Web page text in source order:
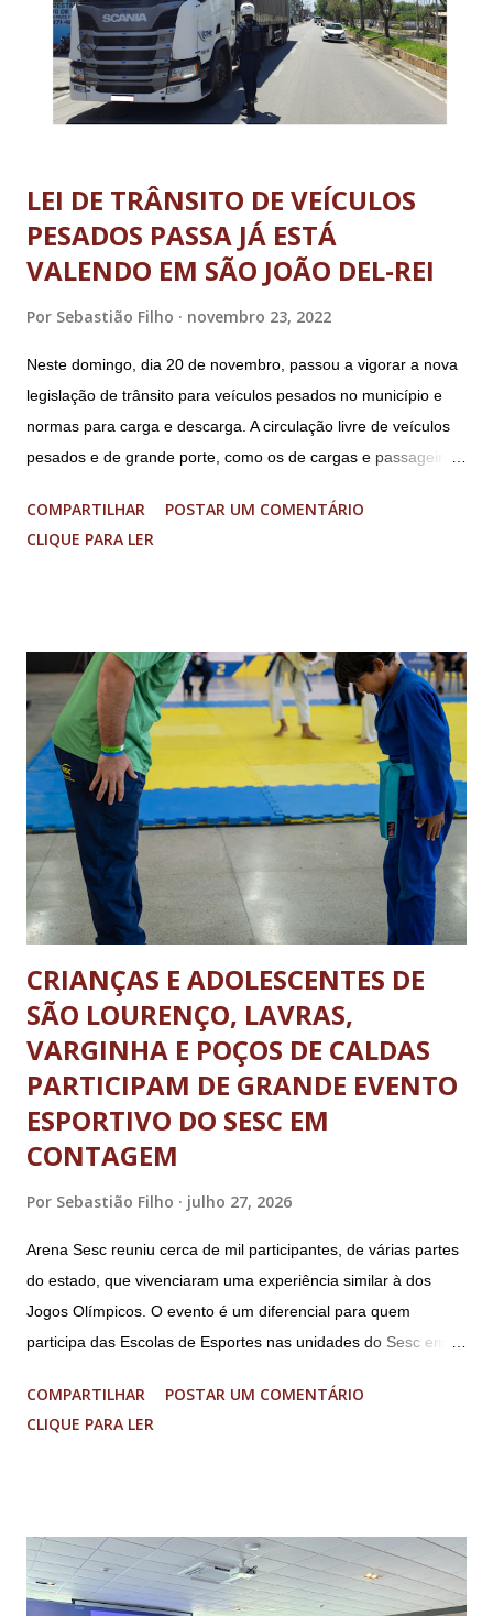
LEI DE TRÂNSITO DE VEÍCULOS
PESADOS PASSA JÁ ESTÁ
VALENDO EM SÃO JOÃO DEL-REI
Por Sebastião Filho novembro 23, 2022
Neste domingo, dia 20 de novembro, passou a vigorar a nova
legislação de trânsito para veículos pesados no município e
normas para carga e descarga. A circulação livre de veículos
pesados e de grande porte, como os de cargas e passageiros
Tijuco (com total liberdade apenas no Colônia). No centro
histórico e área restrita à circulação de veículos cujo peso
das 08h às 18h; aos sábados das 08h às 13h; Nos domingos e
feriados livres. Haverá tolerância de 30 minutos, após o
término dos horários estabelecidos aos veículos que já se
encontrarem em operação de descarga. A nova legislação vale
para os ônibus que viajam entre estados e municípios quanto
carretas e caminhões pesados. A determinação não se aplica
aos ônibus que realizam o transporte dentro da...
COMPARTILHAR
POSTAR UM COMENTÁRIO
CLIQUE PARA LER
CRIANÇAS E ADOLESCENTES DE
SÃO LOURENÇO, LAVRAS,
VARGINHA E POÇOS DE CALDAS
PARTICIPAM DE GRANDE EVENTO
ESPORTIVO DO SESC EM
CONTAGEM
Por Sebastião Filho julho 27, 2026
Arena Sesc reuniu cerca de mil participantes, de várias partes
do estado, que vivenciaram uma experiência similar à dos
Jogos Olímpicos. O evento é um diferencial para quem
participa das Escolas de Esportes nas unidades do Sesc em
adolescentes. É isso que o Arena Sesc proporcionou para 165
integrantes das Escolas de Esportes do Sesc São Lourenço,
participantes, entre 9 e 17 anos de idade, de várias partes do
estado, no Sesc Contagem, localizado na Região
COMPARTILHAR
POSTAR UM COMENTÁRIO
CLIQUE PARA LER